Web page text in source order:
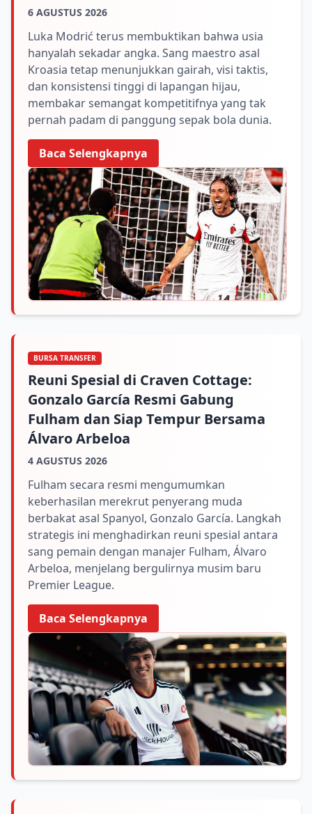
6 AGUSTUS 2026
Luka Modrić terus membuktikan bahwa usia
hanyalah sekadar angka. Sang maestro asal
Kroasia tetap menunjukkan gairah, visi taktis,
dan konsistensi tinggi di lapangan hijau,
membakar semangat kompetitifnya yang tak
pernah padam di panggung sepak bola dunia.
Baca Selengkapnya
BURSA TRANSFER
Reuni Spesial di Craven Cottage:
Gonzalo García Resmi Gabung
Fulham dan Siap Tempur Bersama
Álvaro Arbeloa
4 AGUSTUS 2026
Fulham secara resmi mengumumkan
keberhasilan merekrut penyerang muda
berbakat asal Spanyol, Gonzalo García. Langkah
strategis ini menghadirkan reuni spesial antara
sang pemain dengan manajer Fulham, Álvaro
Arbeloa, menjelang bergulirnya musim baru
Premier League.
Baca Selengkapnya